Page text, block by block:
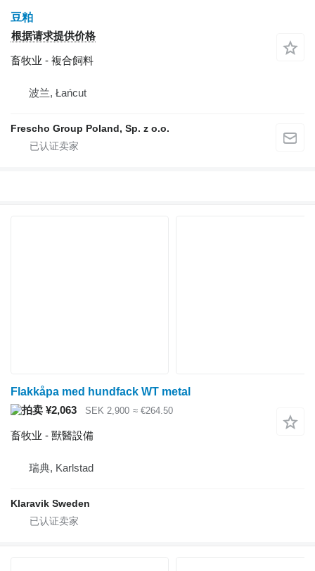
豆粕
根据请求提供价格
畜牧业 - 複合飼料
波兰, Łańcut
Frescho Group Poland, Sp. z o.o.
Flakkåpa med hundfack WT metal
¥2,063
SEK 2,900 ≈ €264.50
畜牧业 - 獸醫設備
瑞典, Karlstad
Klaravik Sweden